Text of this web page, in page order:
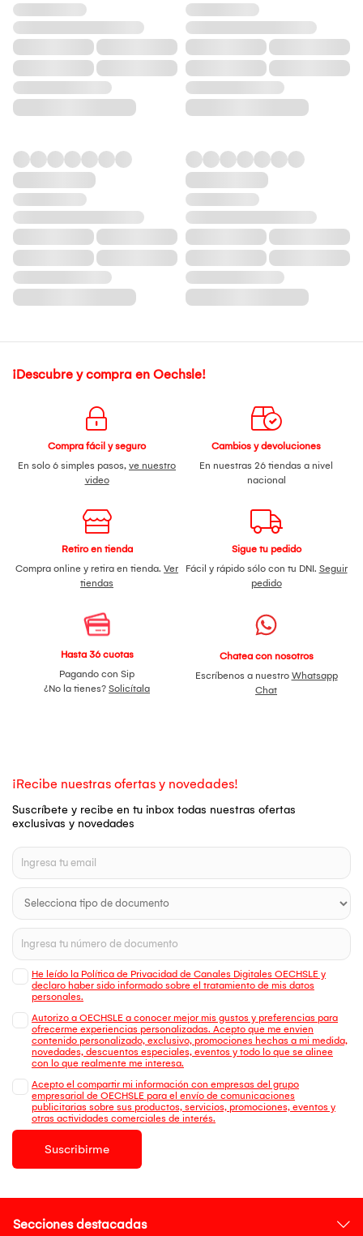
¡Descubre y compra en Oechsle!
Compra fácil y seguro
En solo 6 simples pasos, ve nuestro
video
Cambios y devoluciones
En nuestras 26 tiendas a nivel
nacional
Retiro en tienda
Compra online y retira en tienda. Ver
tiendas
Sigue tu pedido
Fácil y rápido sólo con tu DNI. Seguir
pedido
Hasta 36 cuotas
Pagando con Sip
¿No la tienes? Solicítala
Chatea con nosotros
Escríbenos a nuestro Whatsapp
Chat
¡Recibe nuestras ofertas y novedades!
Suscríbete y recibe en tu inbox todas nuestras ofertas
exclusivas y novedades
He leído la Política de Privacidad de Canales Digitales OECHSLE y
declaro haber sido informado sobre el tratamiento de mis datos
personales.
Autorizo a OECHSLE a conocer mejor mis gustos y preferencias para
ofrecerme experiencias personalizadas. Acepto que me envien
contenido personalizado, exclusivo, promociones hechas a mi medida,
novedades, descuentos especiales, eventos y todo lo que se alinee
con lo que realmente me interesa.
Acepto el compartir mi información con empresas del grupo
empresarial de OECHSLE para el envío de comunicaciones
publicitarias sobre sus productos, servicios, promociones, eventos y
otras actividades comerciales de interés.
Suscribirme
Secciones destacadas